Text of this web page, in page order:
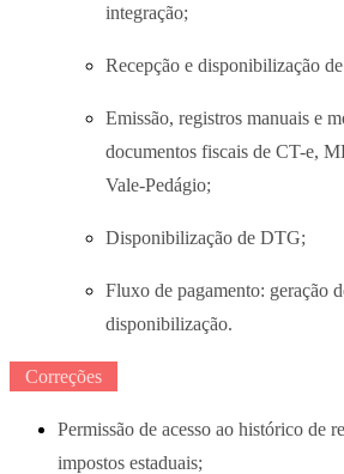
integração;
Recepção e disponibilização
Emissão, registros manuais e
documentos fiscais de CT-e,
Vale-Pedágio;
Disponibilização de DTG;
Fluxo de pagamento: geração
disponibilização.
Correções
Permissão de acesso ao histórico de
impostos estaduais;